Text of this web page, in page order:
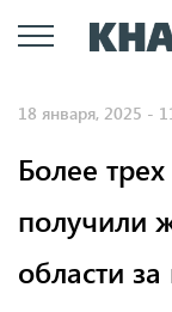
18 января, 2025 -
Более
получили
области